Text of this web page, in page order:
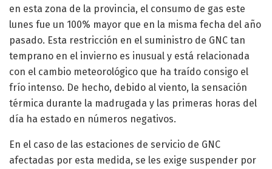
en esta zona de la provincia, el consumo de gas este
lunes fue un 100% mayor que en la misma fecha del año
pasado. Esta restricción en el suministro de GNC tan
temprano en el invierno es inusual y está relacionada
con el cambio meteorológico que ha traído consigo el
frío intenso. De hecho, debido al viento, la sensación
térmica durante la madrugada y las primeras horas del
día ha estado en números negativos.
En el caso de las estaciones de servicio de GNC
afectadas por esta medida, se les exige suspender por